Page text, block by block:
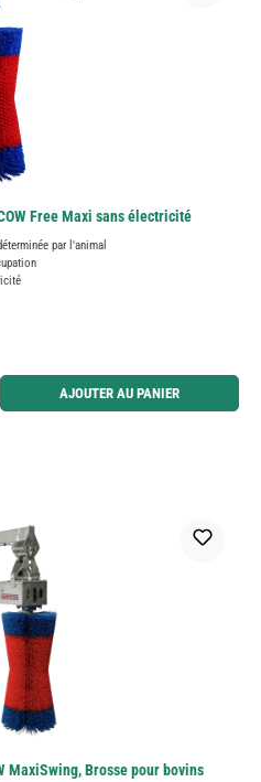
Free Maxi sans électricité
par l'animal
ou utilisez les boutons pour augmenter ou
AJOUTER AU PANIER
MaxiSwing, Brosse pour bovins